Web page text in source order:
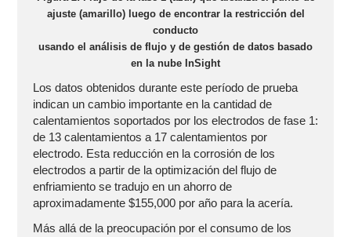
ajuste (amarillo) luego de encontrar la restricción del
conducto
usando el análisis de flujo y de gestión de datos basado
en la nube InSight
Los datos obtenidos durante este período de prueba
indican un cambio importante en la cantidad de
calentamientos soportados por los electrodos de fase 1:
de 13 calentamientos a 17 calentamientos por
electrodo. Esta reducción en la corrosión de los
electrodos a partir de la optimización del flujo de
enfriamiento se tradujo en un ahorro de
aproximadamente $155,000 por año para la acería.
Más allá de la preocupación por el consumo de los